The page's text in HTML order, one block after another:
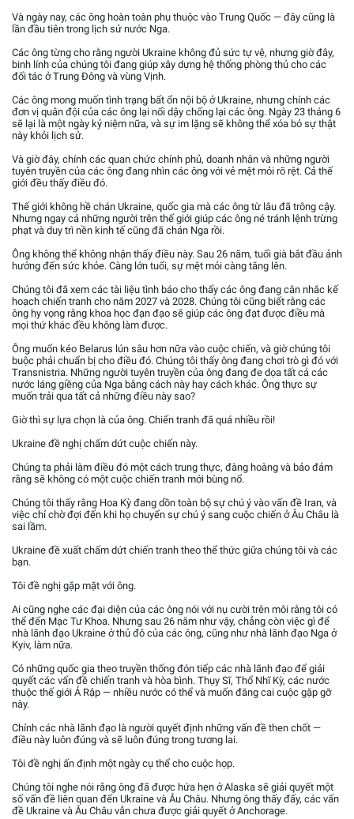
Và ngày nay, các ông hoàn toàn phụ thuộc vào Trung Quốc — đây cũng là
lần đầu tiên trong lịch sử nước Nga.
Các ông từng cho rằng người Ukraine không đủ sức tự vệ, nhưng giờ đây,
binh lính của chúng tôi đang giúp xây dựng hệ thống phòng thủ cho các
đối tác ở Trung Đông và vùng Vịnh.
Các ông mong muốn tình trạng bất ổn nội bộ ở Ukraine, nhưng chính các
đơn vị quân đội của các ông lại nổi dậy chống lại các ông. Ngày 23 tháng 6
sẽ lại là một ngày kỷ niệm nữa, và sự im lặng sẽ không thể xóa bỏ sự thật
này khỏi lịch sử.
Và giờ đây, chính các quan chức chính phủ, doanh nhân và những người
tuyên truyền của các ông đang nhìn các ông với vẻ mệt mỏi rõ rệt. Cả thế
giới đều thấy điều đó.
Thế giới không hề chán Ukraine, quốc gia mà các ông từ lâu đã trông cậy.
Nhưng ngay cả những người trên thế giới giúp các ông né tránh lệnh trừng
phạt và duy trì nền kinh tế cũng đã chán Nga rồi.
Ông không thể không nhận thấy điều này. Sau 26 năm, tuổi già bắt đầu ảnh
hưởng đến sức khỏe. Càng lớn tuổi, sự mệt mỏi càng tăng lên.
Chúng tôi đã xem các tài liệu tình báo cho thấy các ông đang cân nhắc kế
hoạch chiến tranh cho năm 2027 và 2028. Chúng tôi cũng biết rằng các
ông hy vọng rằng khoa học đạn đạo sẽ giúp các ông đạt được điều mà
mọi thứ khác đều không làm được.
Ông muốn kéo Belarus lún sâu hơn nữa vào cuộc chiến, và giờ chúng tôi
buộc phải chuẩn bị cho điều đó. Chúng tôi thấy ông đang chơi trò gì đó với
Transnistria. Những người tuyên truyền của ông đang đe dọa tất cả các
nước láng giềng của Nga bằng cách này hay cách khác. Ông thực sự
muốn trải qua tất cả những điều này sao?
Giờ thì sự lựa chọn là của ông. Chiến tranh đã quá nhiều rồi!
Ukraine đề nghị chấm dứt cuộc chiến này.
Chúng ta phải làm điều đó một cách trung thực, đàng hoàng và bảo đảm
rằng sẽ không có một cuộc chiến tranh mới bùng nổ.
Chúng tôi thấy rằng Hoa Kỳ đang dồn toàn bộ sự chú ý vào vấn đề Iran, và
việc chỉ chờ đợi đến khi họ chuyển sự chú ý sang cuộc chiến ở Âu Châu là
sai lầm.
Ukraine đề xuất chấm dứt chiến tranh theo thể thức giữa chúng tôi và các
bạn.
Tôi đề nghị gặp mặt với ông.
Ai cũng nghe các đại diện của các ông nói với nụ cười trên môi rằng tôi có
thể đến Mạc Tư Khoa. Nhưng sau 26 năm như vậy, chẳng còn việc gì để
nhà lãnh đạo Ukraine ở thủ đô của các ông, cũng như nhà lãnh đạo Nga ở
Kyiv, làm nữa.
Có những quốc gia theo truyền thống đón tiếp các nhà lãnh đạo để giải
quyết các vấn đề chiến tranh và hòa bình. Thụy Sĩ, Thổ Nhĩ Kỳ, các nước
thuộc thế giới Ả Rập — nhiều nước có thể và muốn đăng cai cuộc gặp gỡ
này.
Chính các nhà lãnh đạo là người quyết định những vấn đề then chốt —
điều này luôn đúng và sẽ luôn đúng trong tương lai.
Tôi đề nghị ấn định một ngày cụ thể cho cuộc họp.
Chúng tôi nghe nói rằng ông đã được hứa hẹn ở Alaska sẽ giải quyết một
số vấn đề liên quan đến Ukraine và Âu Châu. Nhưng ông thấy đấy, các vấn
đề Ukraine và Âu Châu vẫn chưa được giải quyết ở Anchorage.